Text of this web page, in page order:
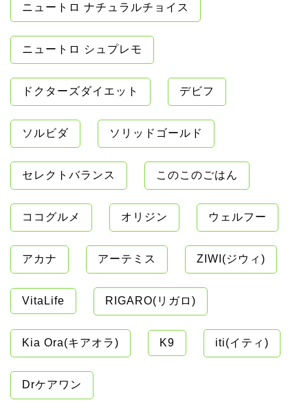
ニュートロ ナチュラルチョイス
ニュートロ シュプレモ
ドクターズダイエット デビフ
ソルビダ ソリッドゴールド
セレクトバランス このこのごはん
ココグルメ オリジン ウェルフー
アカナ アーテミス ZIWI(ジウィ)
VitaLife RIGARO(リガロ)
Kia Ora(キアオラ) K9 iti(イティ)
Drケアワン